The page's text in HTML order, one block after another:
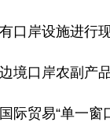
口岸设施进行
境口岸农副产
际贸易“单一窗